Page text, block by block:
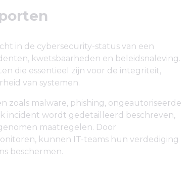
in de cybersecurity-status van een
kwetsbaarheden en beleidsnaleving.
die essentieel zijn voor de integriteit,
van systemen.
zoals malware, phishing, ongeautoriseerde
incident wordt gedetailleerd beschreven,
maatregelen. Door
kunnen IT-teams hun verdediging
beschermen.